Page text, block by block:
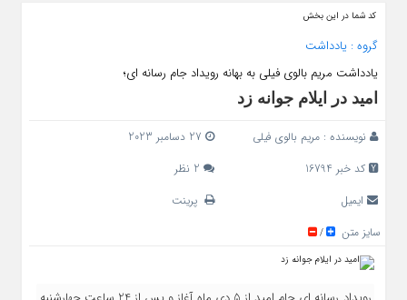
کد شما در این بخش
گروه : یادداشت
یادداشت مریم بالوی فیلی به بهانه رویداد جام رسانه ای؛
امید در ایلام جوانه زد
نویسنده : مریم بالوی فیلی
کد خبر 16794
2 نظر
ایمیل
پرینت
سایز متن
/